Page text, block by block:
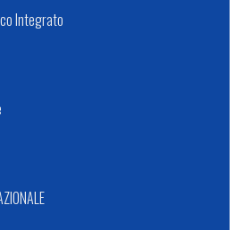
Integrato